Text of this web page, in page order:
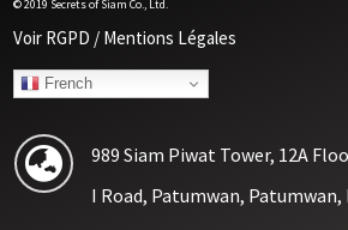
© 2019 Secrets of Siam Co., Ltd.
Voir RGPD / Mentions Légales
French

989 Siam Piwat Tower, 12A
I Road, Patumwan, Patumwan,